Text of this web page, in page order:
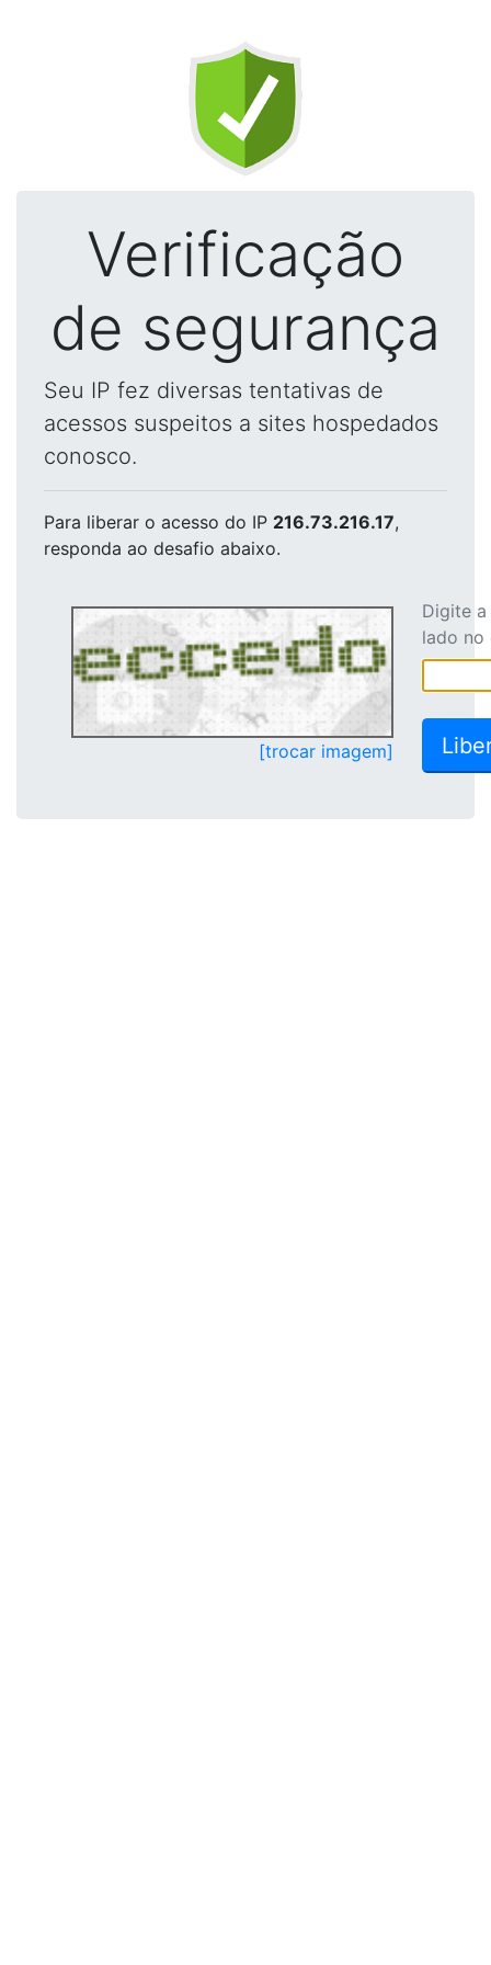
Verificação
de segurança
Seu IP fez diversas tentativas de
acessos suspeitos a sites hospedados
conosco.
Para liberar o acesso do IP 216.73.216.17,
responda ao desafio abaixo.
[trocar imagem]
Digite
lado no